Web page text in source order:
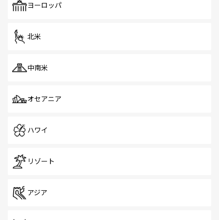
で、ホーカーズは地元の風情を楽しめる外せないスポット
ヨーロッパ
北米
中南米
オセアニア
ハワイ
リゾート
アジア